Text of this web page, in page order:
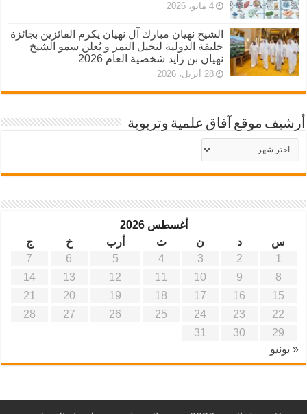
4 مايو، 2026
الشيخ نهيان مبارك آل نهيان يكرم الفائزين بجائزة
خليفة الدولية لنخيل التمر و يُعلن سمو الشيخ
نهيان بن زايد شخصية العام 2026
28 أبريل، 2026
أرشيف موقع آفاق علمية وتربوية
أرشيف
موقع
آفاق
أغسطس 2026
س
د ن ث أرب خ
ج
1
2
3
4
5
6
7
8
9
10
11
12
13
14
15
16
17
18
19
20
21
22
23
24
25
26
27
28
29
30
31
« يونيو